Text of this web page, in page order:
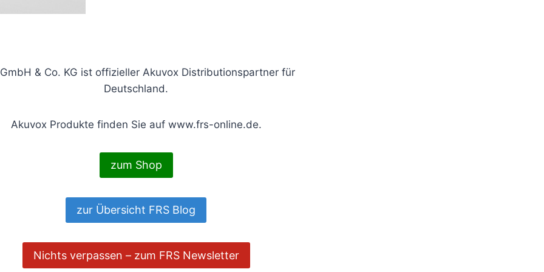
& Co. KG ist offizieller Akuvox Distributionspartner für
Deutschland.
Akuvox Produkte finden Sie auf www.frs-online.de.
zum Shop
zur Übersicht FRS Blog
Nichts verpassen – zum FRS Newsletter